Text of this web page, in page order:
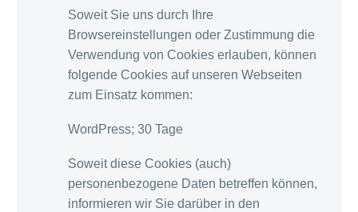
Soweit Sie uns durch Ihre
Browsereinstellungen oder Zustimmung die
Verwendung von Cookies erlauben, können
folgende Cookies auf unseren Webseiten
zum Einsatz kommen:
WordPress; 30 Tage
Soweit diese Cookies (auch)
personenbezogene Daten betreffen können,
informieren wir Sie darüber in den